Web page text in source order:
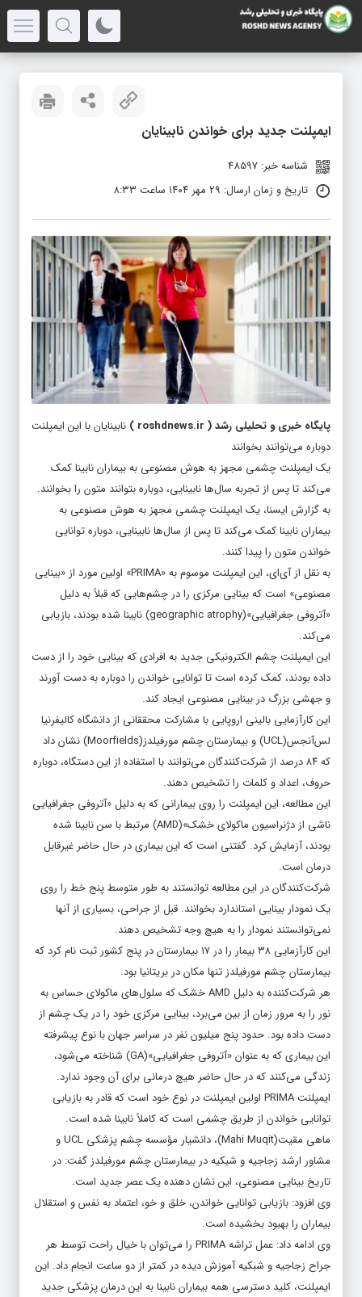
ایمپلنت جدید برای خواندن نابینایان
شناسه خبر: 48597
تاریخ و زمان ارسال: ۲۹ مهر ۱۴۰۴ ساعت ۸:۳۳
پایگاه خبری و تحلیلی رشد(
roshdnews.ir
) نابینایان با این ایمپلنت
دوباره می‌توانند بخوانند
یک ایمپلنت چشمی مجهز به هوش مصنوعی به بیماران نابینا کمک
می‌کند تا پس از تجربه سال‌ها نابینایی، دوباره بتوانند متون را بخوانند.
به گزارش ایسنا، یک ایمپلنت چشمی مجهز به هوش مصنوعی به
بیماران نابینا کمک می‌کند تا پس از سال‌ها نابینایی، دوباره توانایی
خواندن متون را پیدا کنند.
به نقل از آی‌ای، این ایمپلنت موسوم به «PRIMA» اولین مورد از «بینایی
مصنوعی» است که بینایی مرکزی را در چشم‌هایی که قبلاً به دلیل
«آتروفی جغرافیایی»(geographic atrophy) نابینا شده بودند، بازیابی
می‌کند.
این ایمپلنت چشم الکترونیکی جدید به افرادی که بینایی خود را از دست
داده بودند، کمک کرده است تا توانایی خواندن را دوباره به دست آورند
و جهشی بزرگ در بینایی مصنوعی ایجاد کند.
این کارآزمایی بالینی اروپایی با مشارکت محققانی از دانشگاه کالیفرنیا
لس‌آنجس(UCL) و بیمارستان چشم مورفیلدز(Moorfields) نشان داد
که ۸۴ درصد از شرکت‌کنندگان می‌توانند با استفاده از این دستگاه، دوباره
حروف، اعداد و کلمات را تشخیص دهند.
این مطالعه، این ایمپلنت را روی بیمارانی که به دلیل «آتروفی جغرافیایی
ناشی از دژنراسیون ماکولای خشک»(AMD) مرتبط با سن نابینا شده
بودند، آزمایش کرد. گفتنی است که این بیماری در حال حاضر غیرقابل
درمان است.
شرکت‌کنندگان در این مطالعه توانستند به طور متوسط ​​پنج خط را روی
یک نمودار بینایی استاندارد بخوانند. قبل از جراحی، بسیاری از آنها
نمی‌توانستند نمودار را به هیچ وجه تشخیص دهند.
این کارآزمایی ۳۸ بیمار را در ۱۷ بیمارستان در پنج کشور ثبت نام کرد که
بیمارستان چشم مورفیلدز تنها مکان در بریتانیا بود.
هر شرکت‌کننده به دلیل AMD خشک که سلول‌های ماکولای حساس به
نور را به مرور زمان از بین می‌برد، بینایی مرکزی خود را در یک چشم از
دست داده بود. حدود پنج میلیون نفر در سراسر جهان با نوع پیشرفته
این بیماری که به عنوان «آتروفی جغرافیایی»(GA) شناخته می‌شود،
زندگی می‌کنند که در حال حاضر هیچ درمانی برای آن وجود ندارد.
ایمپلنت PRIMA اولین ایمپلنت در نوع خود است که قادر به بازیابی
توانایی خواندن از طریق چشمی است که کاملاً نابینا شده است.
ماهی مقیت(Mahi Muqit)، دانشیار مؤسسه چشم پزشکی UCL و
مشاور ارشد زجاجیه و شبکیه در بیمارستان چشم مورفیلدز گفت: در
تاریخ بینایی مصنوعی، این نشان دهنده یک عصر جدید است.
وی افزود: بازیابی توانایی خواندن، خلق و خو، اعتماد به نفس و استقلال
بیماران را بهبود بخشیده است.
وی ادامه داد: عمل تراشه PRIMA را می‌توان با خیال راحت توسط هر
جراح زجاجیه و شبکیه آموزش دیده در کمتر از دو ساعت انجام داد. این
ایمپلنت، کلید دسترسی همه بیماران نابینا به این درمان پزشکی جدید